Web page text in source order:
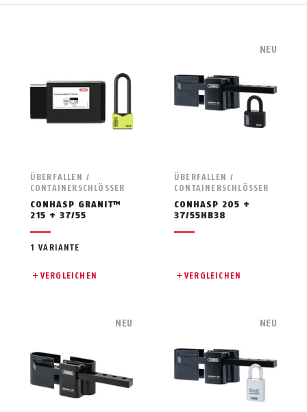
ÜBERFALLEN /
CONTAINERSCHLÖSSER
CONHASP GRANIT™
215 + 37/55
1 VARIANTE
VERGLEICHEN
ÜBERFALLEN /
CONTAINERSCHLÖSSER
CONHASP 205 +
37/55HB38
VERGLEICHEN
NEU
NEU NEU